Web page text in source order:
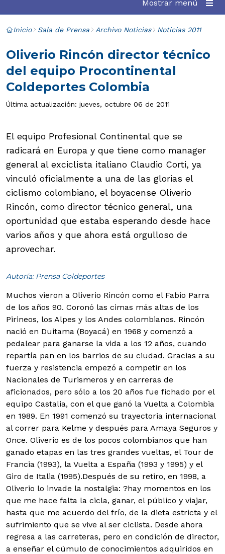
Mostrar menú
Inicio Sala de Prensa Archivo Noticias Noticias 2011
Oliverio Rincón director técnico
del equipo Procontinental
Coldeportes Colombia
Última actualización: jueves, octubre 06 de 2011
El equipo Profesional Continental que se
radicará en Europa y que tiene como manager
general al exciclista italiano Claudio Corti, ya
vinculó oficialmente a una de las glorias el
ciclismo colombiano, el boyacense Oliverio
Rincón, como director técnico general, una
oportunidad que estaba esperando desde hace
varios años y que ahora está orgulloso de
aprovechar.
Autoría: Prensa Coldeportes
Muchos vieron a Oliverio Rincón como el Fabio Parra
de los años 90. Coronó las cimas más altas de los
Pirineos, los Alpes y los Andes colombianos. Rincón
nació en Duitama (Boyacá) en 1968 y comenzó a
pedalear para ganarse la vida a los 12 años, cuando
repartía pan en los barrios de su ciudad. Gracias a su
fuerza y resistencia empezó a competir en los
Nacionales de Turismeros y en carreras de
aficionados, pero sólo a los 20 años fue fichado por el
equipo Castalia, con el que ganó la Vuelta a Colombia
en 1989. En 1991 comenzó su trayectoria internacional
al correr para Kelme y después para Amaya Seguros y
Once. Oliverio es de los pocos colombianos que han
ganado etapas en las tres grandes vueltas, el Tour de
Francia (1993), la Vuelta a España (1993 y 1995) y el
Giro de Italia (1995).Después de su retiro, en 1998, a
Oliverio lo invade la nostalgia: ?hay momentos en los
que me hace falta la cicla, ganar, el público y viajar,
hasta que me acuerdo del frío, de la dieta estricta y el
sufrimiento que se vive al ser ciclista. Desde ahora
regresa a las carreteras, pero en condición de director,
a enseñar el cúmulo de conocimientos adquiridos en